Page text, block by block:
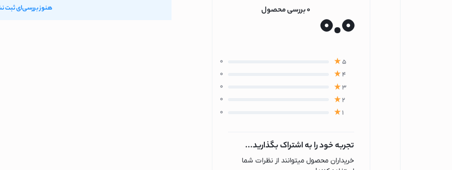
لوازم جانبی هندزفری
کتری برقی گوسونیک
کتری برقی بوش
چای ساز
0.0 0 بررسی محصول
5
0
4
0
3
0
2
0
1
0
تجربه خود را به اشتراک بگذارید...
خریداران محصول میتوانند از نظرات شما
هنوز بررسی‌ای ثبت